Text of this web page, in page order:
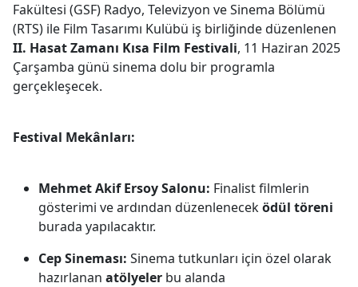
Fakültesi (GSF) Radyo, Televizyon ve Sinema Bölümü
(RTS) ile Film Tasarımı Kulübü iş birliğinde düzenlenen
II. Hasat Zamanı Kısa Film Festivali, 11 Haziran 2025
Çarşamba günü sinema dolu bir programla
gerçekleşecek.
Festival Mekânları:
Mehmet Akif Ersoy Salonu: Finalist filmlerin
gösterimi ve ardından düzenleneceködül töreni
burada yapılacaktır.
Cep Sineması: Sinema tutkunları için özel olarak
hazırlanan atölyeler bu alanda